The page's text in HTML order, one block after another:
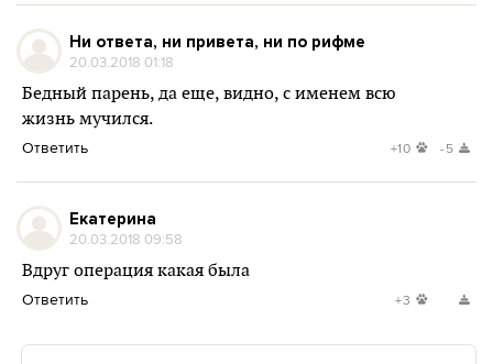
Ни ответа, ни привета, ни по рифме
20.03.2018 01:18
Бедный парень, да еще, видно, с именем всю
жизнь мучился.
Ответить +10 -5
Екатерина
20.03.2018 09:58
Вдруг операция какая была
Ответить +3